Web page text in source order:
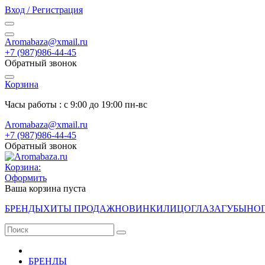
Вход / Регистрация
Aromabaza@xmail.ru
+7 (987)986-44-45
Обратный звонок
Корзина
Часы работы : с 9:00 до 19:00 пн-вс
Aromabaza@xmail.ru
+7 (987)986-44-45
Обратный звонок
Корзина:
Оформить
Ваша корзина пуста
БРЕНДЫХИТЫ ПРОДАЖНОВИНКИЛИЦОГЛАЗАГУБЫ
БРЕНДЫ